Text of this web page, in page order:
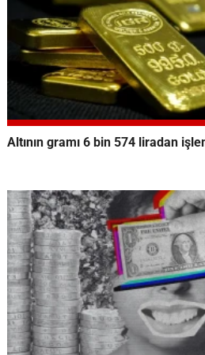
Altının gramı 6 bin 574 liradan